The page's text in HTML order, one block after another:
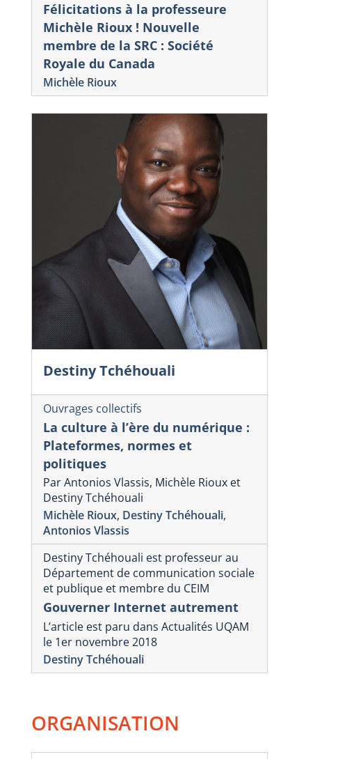
Revue Interventions économiques
Understanding Trade
Linkages and Trade
Disconnects
Numéro 75, 2026.
Félicitations à la professeure
Michèle Rioux ! Nouvelle
membre de la SRC : Société
Royale du Canada
Michèle Rioux
Destiny Tchéhouali
Ouvrages collectifs
La culture à l’ère du numérique :
Plateformes, normes et
politiques
Par Antonios Vlassis, Michèle Rioux et
Destiny Tchéhouali
Michèle Rioux, Destiny Tchéhouali,
Antonios Vlassis
Destiny Tchéhouali est professeur au
Département de communication sociale
et publique et membre du CEIM
Gouverner Internet autrement
L’article est paru dans Actualités UQAM
le 1er novembre 2018
Destiny Tchéhouali
ORGANISATION